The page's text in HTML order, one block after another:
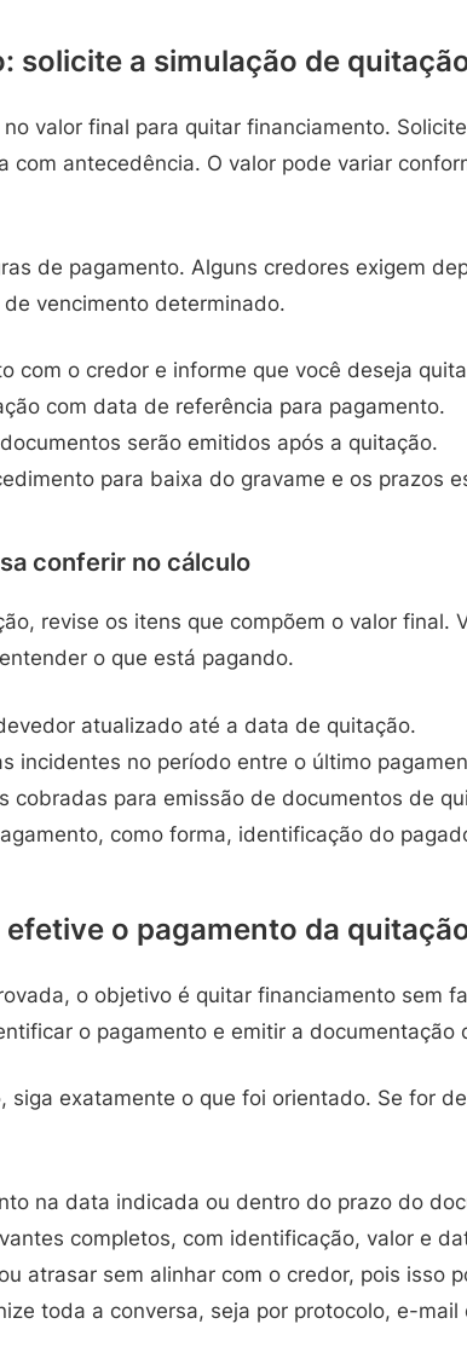
solicite a simulação de
valor final para quitar financiamento.
com antecedência. O valor pode variar
de pagamento. Alguns credores exigem
vencimento determinado.
com o credor e informe que você deseja
com data de referência para pagamento.
serão emitidos após a quitação.
para baixa do gravame e os prazos
conferir no cálculo
revise os itens que compõem o valor final.
o que está pagando.
atualizado até a data de quitação.
incidentes no período entre o último
cobradas para emissão de documentos de
como forma, identificação do
o pagamento da
o objetivo é quitar financiamento sem
o pagamento e emitir a documentação
siga exatamente o que foi orientado. Se for
na data indicada ou dentro do prazo do
completos, com identificação, valor e
atrasar sem alinhar com o credor, pois isso
toda a conversa, seja por protocolo, e-mail